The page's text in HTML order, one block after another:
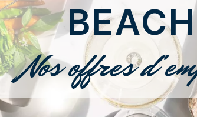
BEACH
Nos offres